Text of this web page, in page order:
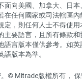
面向美國、加拿大、日
在任何國家或司法轄區
定，則任何人士不得使
主要語言，且所有條款
語言版本僅供參考。如
版本為準。
© Mitrade版權所有， 保